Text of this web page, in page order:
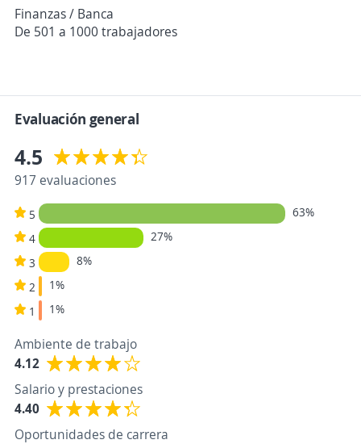
Finanzas / Banca
De 501 a 1000 trabajadores
Evaluación general
4.5
917 evaluaciones
5
63%
4
27%
3
8%
2
1%
1
1%
Ambiente de trabajo
4.12
Salario y prestaciones
4.40
Oportunidades de carrera